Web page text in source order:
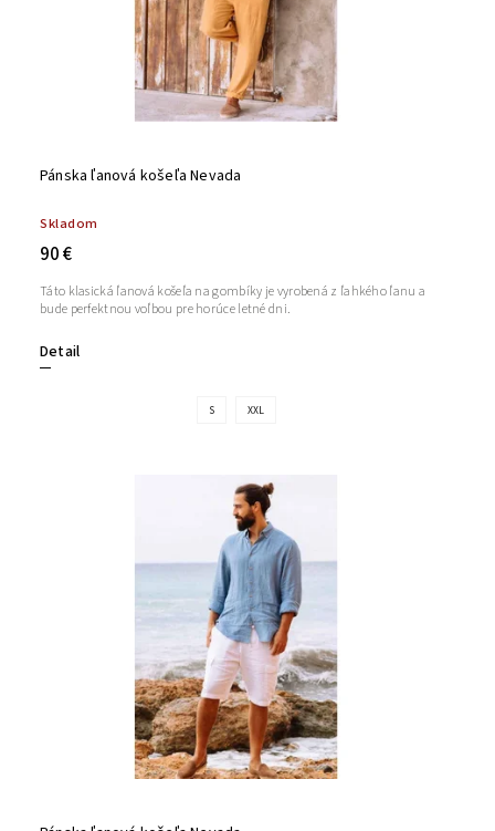
Pánska ľanová košeľa Nevada
Skladom
90 €
Detail
Táto klasická ľanová košeľa na gombíky je vyrobená z ľahkého ľanu a
bude perfektnou voľbou pre horúce letné dni.
S XXL